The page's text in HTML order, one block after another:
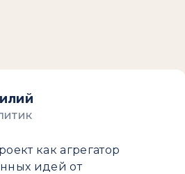
как агрегатор
идей от